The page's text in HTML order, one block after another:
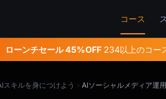
コース
ローンチセール 45%OFF 234以上のコー
キルを身につけよう AIソーシャルメディア運用